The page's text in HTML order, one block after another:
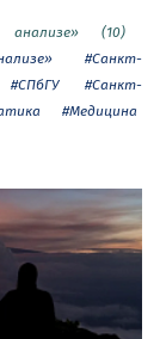
(10)
#Санкт-
#СПбГУ
#Санкт-
#Медицина